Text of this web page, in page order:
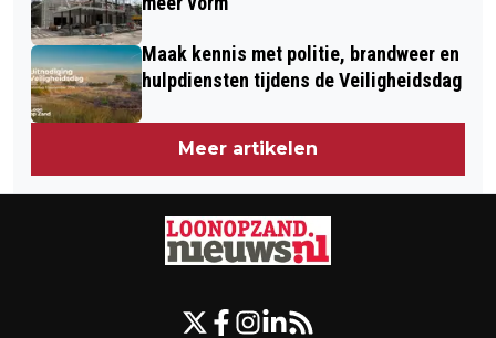
Maak kennis met politie, brandweer en
hulpdiensten tijdens de Veiligheidsdag
Meer artikelen